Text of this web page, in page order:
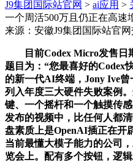
J9集团国际站官网 > ai应用 >
一个周活500万且仍正在高速
来源：安徽J9集团国际站官
目前Codex Micro发售日期
题目为：“您最喜好的Codex
的新一代AI终端，Jony Ive
列入年度三大硬件失败案例
键、一个摇杆和一个触摸传
发布的视频中，比任何人都
盘素质上是OpenAI插正在开
当前最懂大模子能力的公司
览会上。配有多个按钮，逻